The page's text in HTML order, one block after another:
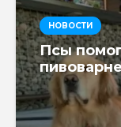
НОВОСТИ
Псы